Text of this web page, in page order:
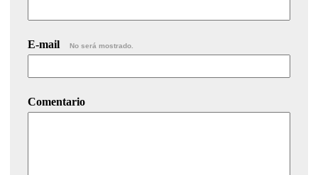
E-mail No será mostrado.
Comentario